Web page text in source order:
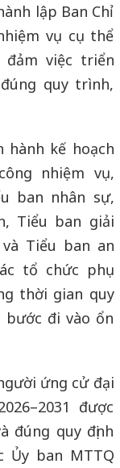
lập Ban Chỉ
vụ cụ thể
việc triển
quy trình,
hành kế hoạch
nhiệm vụ,
ban nhân sự,
Tiểu ban giải
Tiểu ban an
tổ chức phụ
thời gian quy
bước đi vào ổn
ứng cử đại
được
đúng quy định
Ủy ban MTTQ